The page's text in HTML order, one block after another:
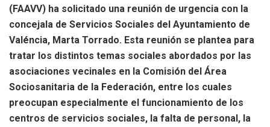
(FAAVV) ha solicitado una reunión de urgencia con la
concejala de Servicios Sociales del Ayuntamiento de
Valéncia, Marta Torrado. Esta reunión se plantea para
tratar los distintos temas sociales abordados por las
asociaciones vecinales en la Comisión del Área
Sociosanitaria de la Federación, entre los cuales
preocupan especialmente el funcionamiento de los
centros de servicios sociales, la falta de personal, la